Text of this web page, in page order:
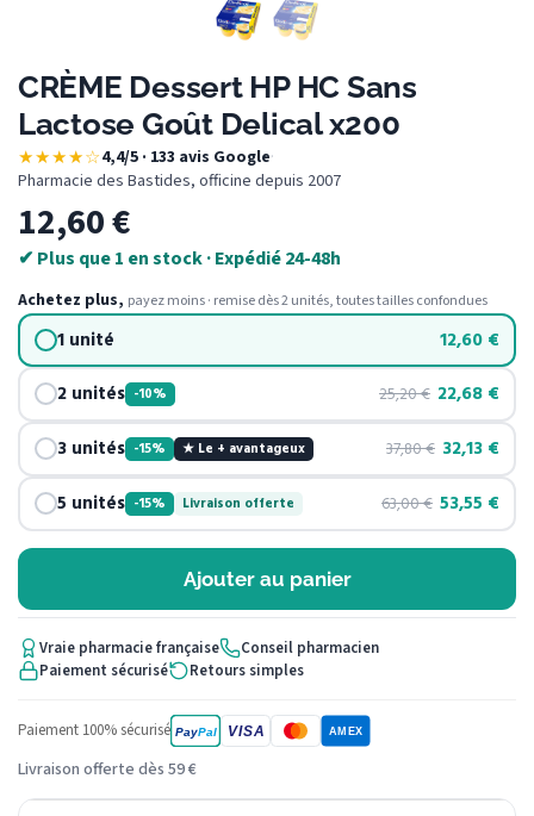
CRÈME Dessert HP HC Sans
Lactose Goût Delical x200
★★★★☆4,4/5 · 133 avis Google·
Pharmacie des Bastides, officine depuis 2007
12,60€
✔ Plus que 1 en stock · Expédié 24-48h
Achetez plus, payez moins · remise dès 2 unités, toutes tailles confondues
1 unité 12,60 €
2 unités -10% 25,20€ 22,68 €
3 unités -15% ★ Le + avantageux 37,80€ 32,13 €
5 unités -15% Livraison offerte 63,00€ 53,55 €
Ajouter au panier
Vraie pharmacie française
Conseil pharmacien
Paiement sécurisé
Retours simples
Paiement 100% sécurisé PayPal VISA AMEX
Livraison offerte dès 59 €